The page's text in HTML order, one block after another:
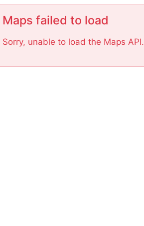
Maps failed to load
Sorry, unable to load the Maps API.